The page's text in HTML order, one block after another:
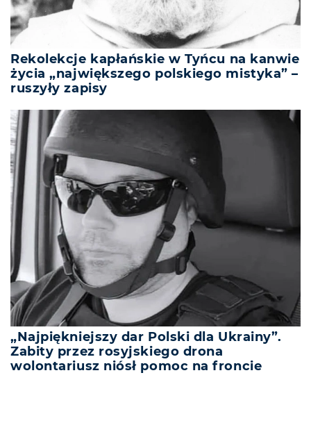
Rekolekcje kapłańskie w Tyńcu na kanwie
życia „największego polskiego mistyka” –
ruszyły zapisy
„Najpiękniejszy dar Polski dla Ukrainy”.
Zabity przez rosyjskiego drona
wolontariusz niósł pomoc na froncie